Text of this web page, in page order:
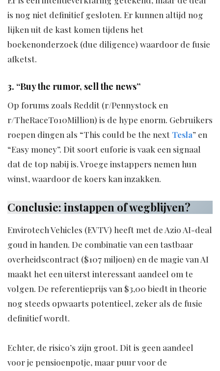
is nog niet definitief gesloten. Er kunnen altijd nog
lijken uit de kast komen tijdens het
boekenonderzoek (due diligence) waardoor de fusie
afketst.
3. “Buy the rumor, sell the news”
Op forums zoals Reddit (r/Pennystock en
r/TheRaceTo10Million) is de hype enorm. Gebruikers
roepen dingen als “This could be the next Tesla” en
“Easy money”. Dit soort euforie is vaak een signaal
dat de top nabij is. Vroege instappers nemen hun
winst, waardoor de koers kan inzakken.
Conclusie: instappen of wegblijven?
Envirotech Vehicles (EVTV) heeft met de Azio AI-deal
goud in handen. De combinatie van een tastbaar
overheidscontract ($107 miljoen) en de magie van AI
maakt het een uiterst interessant aandeel om te
volgen. De referentieprijs van $3,00 biedt in theorie
nog steeds opwaarts potentieel, zeker als de fusie
definitief wordt.
Echter, de risico’s zijn groot. Dit is geen aandeel
voor je pensioenpotje, maar puur voor de